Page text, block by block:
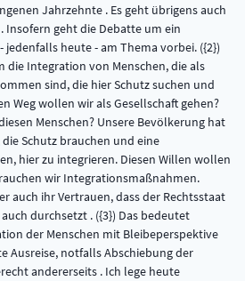
Jahrzehnte . Es geht übrigens auch
Insofern geht die Debatte um ein
jedenfalls heute - am Thema vorbei. ({2})
die Integration von Menschen, die als
sind, die hier Schutz suchen und
Weg wollen wir als Gesellschaft gehen?
Menschen? Unsere Bevölkerung hat
Schutz brauchen und eine
hier zu integrieren. Diesen Willen wollen
wir Integrationsmaßnahmen.
auch ihr Vertrauen, dass der Rechtsstaat
durchsetzt . ({3}) Das bedeutet
der Menschen mit Bleibeperspektive
Ausreise, notfalls Abschiebung der
andererseits . Ich lege heute